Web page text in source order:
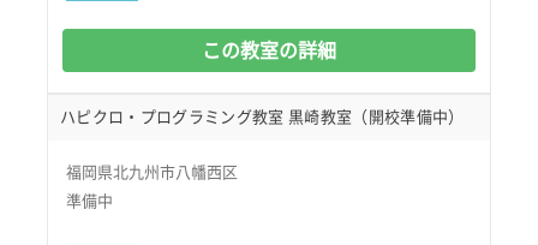
この教室の詳細
ハピクロ・プログラミング教室 黒崎教室（開校準備中）
福岡県北九州市八幡西区
準備中